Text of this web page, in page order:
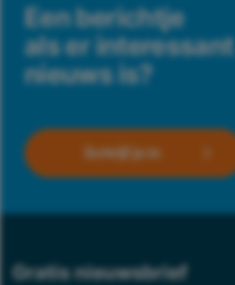
Een berichtje
als er interessant
nieuws is?
Schrijf je in
Gratis nieuwsbrief